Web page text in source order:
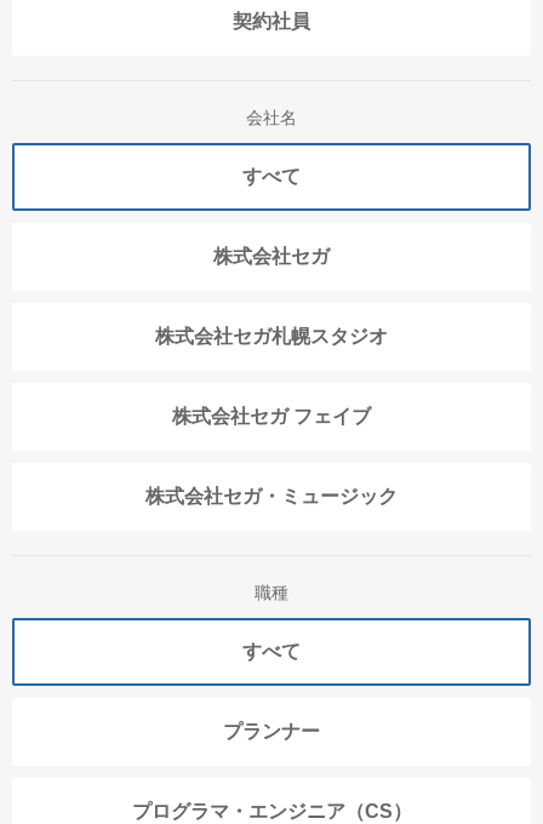
契約社員
会社名
すべて
株式会社セガ
株式会社セガ札幌スタジオ
株式会社セガ フェイブ
株式会社セガ・ミュージック
職種
すべて
プランナー
プログラマ・エンジニア（CS）